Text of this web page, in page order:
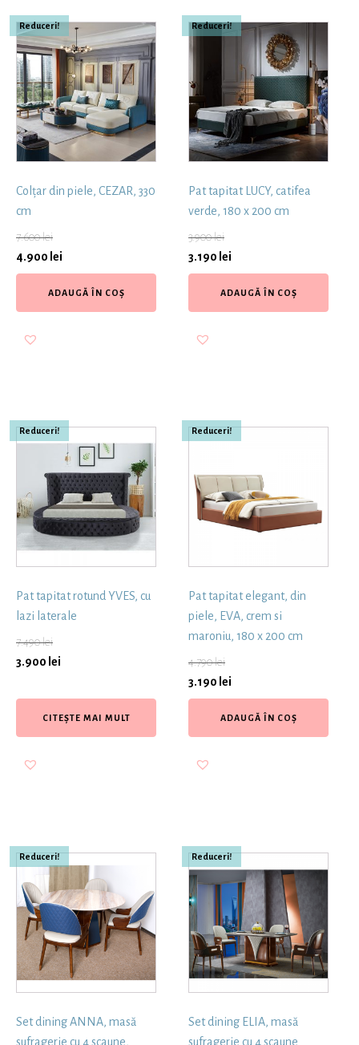
Reduceri!
Colțar din piele, CEZAR, 330
cm
7.600lei
4.900 lei
ADAUGĂ ÎN COȘ
Reduceri!
Pat tapitat LUCY, catifea
verde, 180 x 200 cm
3.900lei
3.190 lei
ADAUGĂ ÎN COȘ
Reduceri!
Pat tapitat rotund YVES, cu
lazi laterale
7.490lei
3.900 lei
CITEȘTE MAI MULT
Reduceri!
Pat tapitat elegant, din
piele, EVA, crem si
maroniu, 180 x 200 cm
4.790lei
3.190 lei
ADAUGĂ ÎN COȘ
Reduceri!
Set dining ANNA, masă
sufragerie cu 4 scaune,
Reduceri!
Set dining ELIA, masă
sufragerie cu 4 scaune